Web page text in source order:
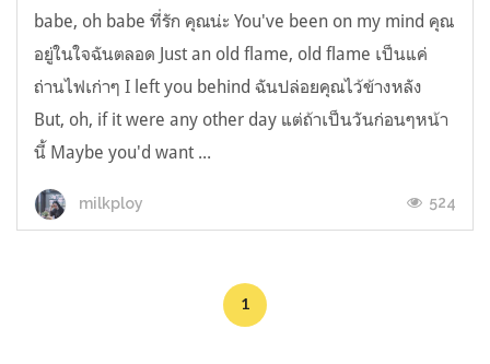
babe, oh babe ที่รัก คุณน่ะ You've been on my mind คุณ
อยู่ในใจฉันตลอด Just an old flame, old flame เป็นแค่
ถ่านไฟเก่าๆ I left you behind ฉันปล่อยคุณไว้ข้างหลัง
But, oh, if it were any other day แต่ถ้าเป็นวันก่อนๆหน้า
นี้ Maybe you'd want ...
milkploy 524
1